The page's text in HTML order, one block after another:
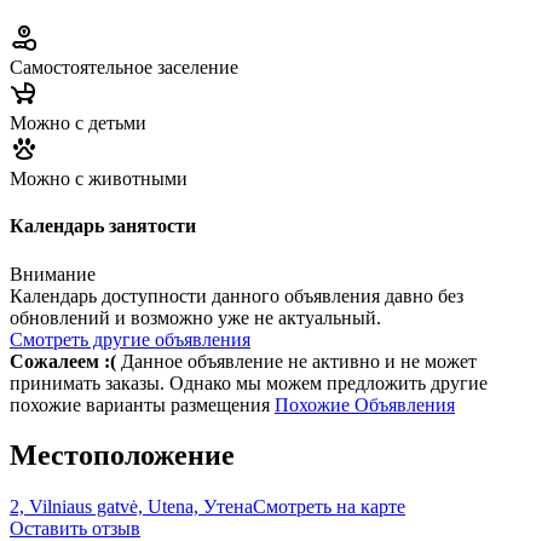
Самостоятельное заселение
Можно с детьми
Можно с животными
Календарь занятости
Внимание
Календарь доступности данного объявления давно без
обновлений и возможно уже не актуальный.
Смотреть другие объявления
Сожалеем :( Данное объявление не активно и не может
принимать заказы. Однако мы можем предложить другие
похожие варианты размещения Похожие Объявления
Местоположение
2, Vilniaus gatvė, Utena, УтенаСмотреть на карте
Оставить отзыв